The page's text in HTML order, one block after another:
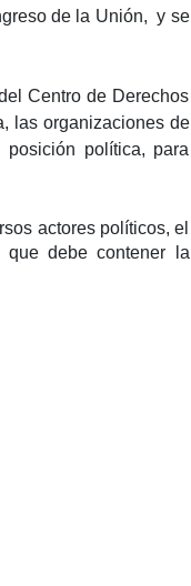
de la Unión, y se
Centro de Derechos
las organizaciones de
política, para
actores políticos, el
debe contener la